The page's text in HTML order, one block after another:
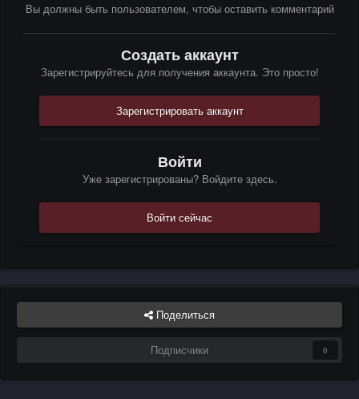
Вы должны быть пользователем, чтобы оставить комментарий
Создать аккаунт
Зарегистрируйтесь для получения аккаунта. Это просто!
Зарегистрировать аккаунт
Войти
Уже зарегистрированы? Войдите здесь.
Войти сейчас
Поделиться
Подписчики 0